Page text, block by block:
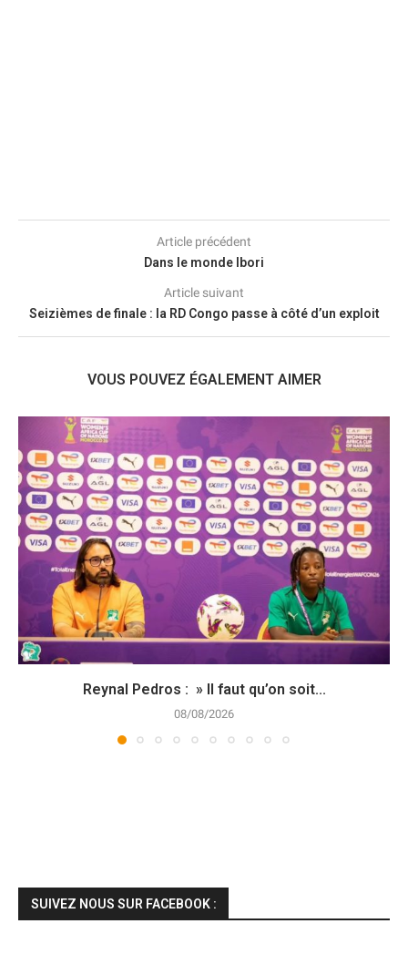
Article précédent
Dans le monde Ibori
Article suivant
Seizièmes de finale : la RD Congo passe à côté d’un exploit
VOUS POUVEZ ÉGALEMENT AIMER
Reynal Pedros : » Il faut qu’on soit...
08/08/2026
SUIVEZ NOUS SUR FACEBOOK :